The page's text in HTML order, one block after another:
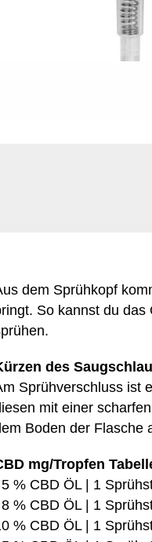
dem Sprühkopf
So kannst du
des
Sprühverschluss ist
mit einer
Boden der Flasche
mg/Tropfen
5 % CBD ÖL | 1
8 % CBD ÖL | 1
% CBD ÖL | 1